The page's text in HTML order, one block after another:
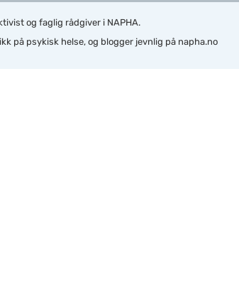
og faglig rådgiver i NAPHA.
på psykisk helse, og blogger jevnlig på napha.no